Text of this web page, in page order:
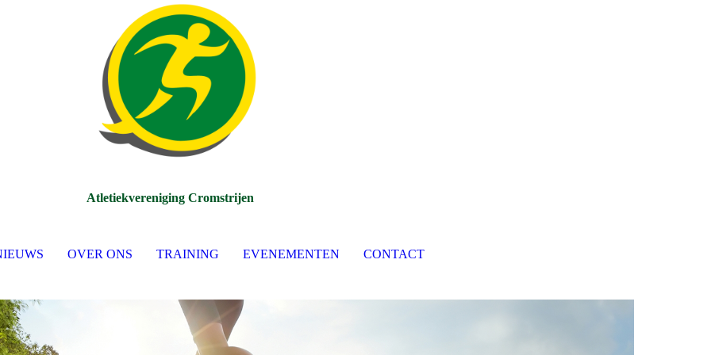
Atletiekvereniging Cromstrijen
OVER ONS TRAINING EVENEMENTEN CONTACT